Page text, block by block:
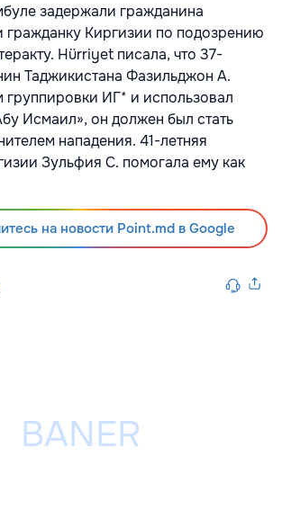
задержали гражданина
гражданку Киргизии по подозрению
Hürriyet писала, что 37-
Таджикистана Фазильджон А.
группировки ИГ* и использовал
Исмаил», он должен был стать
нападения. 41-летняя
Зульфия С. помогала ему как
на новости Point.md в Google